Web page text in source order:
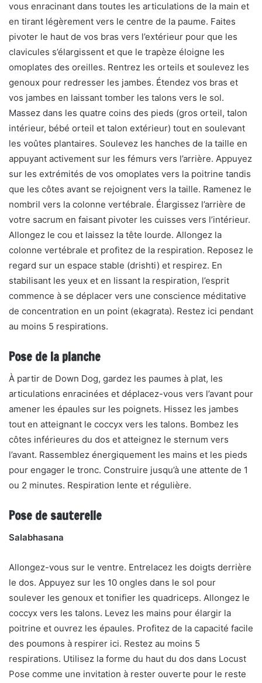
vous enracinant dans toutes les articulations de la main et
en tirant légèrement vers le centre de la paume. Faites
pivoter le haut de vos bras vers l’extérieur pour que les
clavicules s’élargissent et que le trapèze éloigne les
omoplates des oreilles. Rentrez les orteils et soulevez les
genoux pour redresser les jambes. Étendez vos bras et
vos jambes en laissant tomber les talons vers le sol.
Massez dans les quatre coins des pieds (gros orteil, talon
intérieur, bébé orteil et talon extérieur) tout en soulevant
les voûtes plantaires. Soulevez les hanches de la taille en
appuyant activement sur les fémurs vers l’arrière. Appuyez
sur les extrémités de vos omoplates vers la poitrine tandis
que les côtes avant se rejoignent vers la taille. Ramenez le
nombril vers la colonne vertébrale. Élargissez l’arrière de
votre sacrum en faisant pivoter les cuisses vers l’intérieur.
Allongez le cou et laissez la tête lourde. Allongez la
colonne vertébrale et profitez de la respiration. Reposez le
regard sur un espace stable (drishti) et respirez. En
stabilisant les yeux et en lissant la respiration, l’esprit
commence à se déplacer vers une conscience méditative
de concentration en un point (ekagrata). Restez ici pendant
au moins 5 respirations.
Pose de la planche
À partir de Down Dog, gardez les paumes à plat, les
articulations enracinées et déplacez-vous vers l’avant pour
amener les épaules sur les poignets. Hissez les jambes
tout en atteignant le coccyx vers les talons. Bombez les
côtes inférieures du dos et atteignez le sternum vers
l’avant. Rassemblez énergiquement les mains et les pieds
pour engager le tronc. Construire jusqu’à une attente de 1
ou 2 minutes. Respiration lente et régulière.
Pose de sauterelle
Salabhasana
Allongez-vous sur le ventre. Entrelacez les doigts derrière
le dos. Appuyez sur les 10 ongles dans le sol pour
soulever les genoux et tonifier les quadriceps. Allongez le
coccyx vers les talons. Levez les mains pour élargir la
poitrine et ouvrez les épaules. Profitez de la capacité facile
des poumons à respirer ici. Restez au moins 5
respirations. Utilisez la forme du haut du dos dans Locust
Pose comme une invitation à rester ouverte pour le reste